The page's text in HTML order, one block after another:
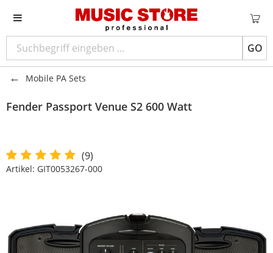
GO
Mobile PA Sets
Fender Passport Venue S2 600 Watt
(9)
Artikel: GIT0053267-000